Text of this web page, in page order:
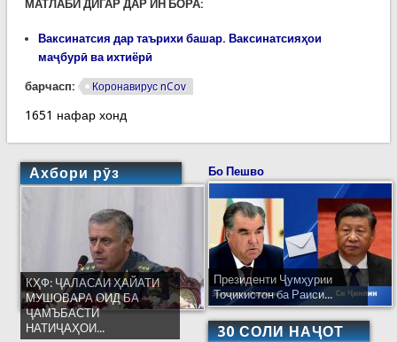
МАТЛАБИ ДИГАР ДАР ИН БОРА:
Ваксинатсия дар таърихи башар. Ваксинатсияҳои
маҷбурӣ ва ихтиёрӣ
барчасп: Коронавирус nCov
1651 нафар хонд
Ахбори рӯз
КҲФ: ҶАЛАСАИ ҲАЙАТИ
МУШОВАРА ОИД БА
ҶАМЪБАСТИ
НАТИҶАҲОИ...
Бо Пешво
Президенти Ҷумҳурии
Тоҷикистон ба Раиси...
30 СОЛИ НАҶОТ